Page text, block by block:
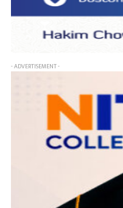
- ADVERTISEMENT -